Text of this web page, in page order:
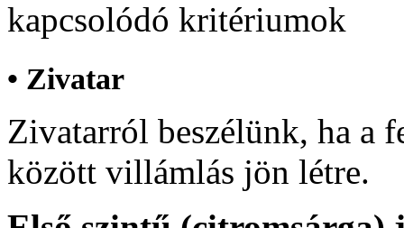
kapcsolódó kritériumok
• Zivatar
Zivatarról beszélünk, ha a
között villámlás jön létre.